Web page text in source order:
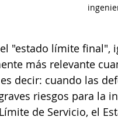
"estado límite
más relevante
decir: cuando las
riesgos para la
de Servicio, el